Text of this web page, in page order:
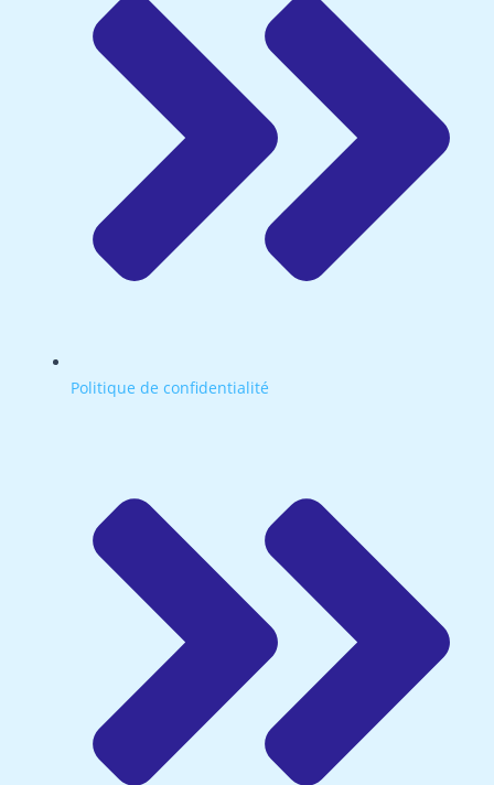
Politique de confidentialité